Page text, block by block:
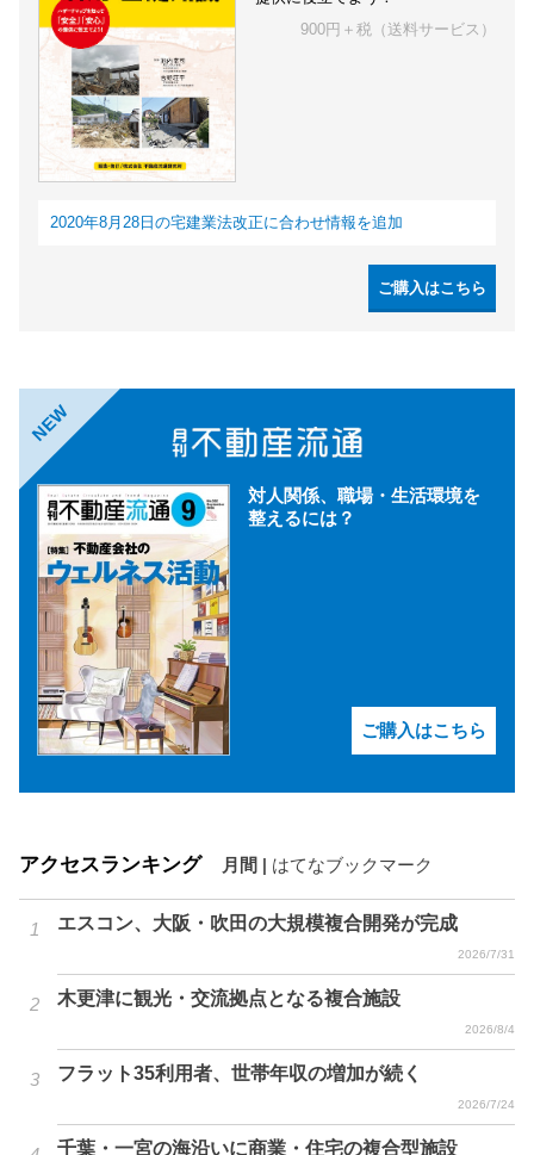
900円＋税（送料サービス）
2020年8月28日の宅建業法改正に合わせ情報を追加
ご購入はこちら
NEW
対人関係、職場・生活環境を
整えるには？
ご購入はこちら
アクセスランキング 月間 はてなブックマーク
エスコン、大阪・吹田の大規模複合開発が完成
2026/7/31
木更津に観光・交流拠点となる複合施設
2026/8/4
フラット35利用者、世帯年収の増加が続く
2026/7/24
千葉・一宮の海沿いに商業・住宅の複合型施設